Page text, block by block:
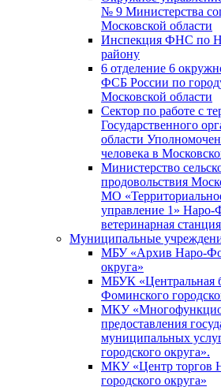
№ 9 Министерства
Московской области
Инспекция ФНС по
району
6 отделение 6
ФСБ России по
Московской области
Сектор по работе с
Государственного
области
человека в
Министерство
продовольствия
МО
управление 1» Наро-
ветеринарная станция
Муниципальные
МБУ «Архив Наро-
округа»
МБУК «Центральная
Фоминского
МКУ
предоставления
муниципальных
городского округа».
МКУ «Центр торгов
городского округа»